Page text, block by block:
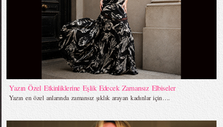
Yazın Özel Etkinliklerine Eşlik Edecek Zamansız Elbiseler
Yazın en özel anlarında zamansız şıklık arayan kadınlar için….